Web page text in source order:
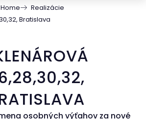
Home
Realizácie
Bratislava
osobných výťahov za nové